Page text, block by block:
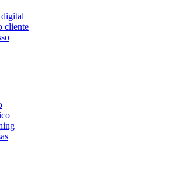
cliente